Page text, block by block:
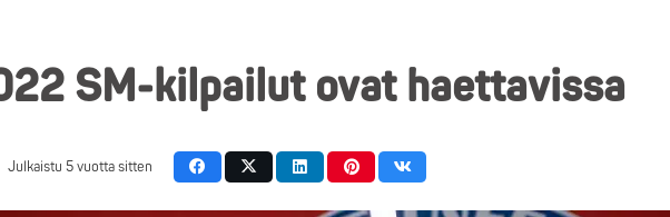
SM-kilpailut ovat haettavissa
Julkaistu 5 vuotta sitten